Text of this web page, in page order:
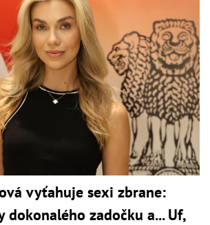
vyťahuje sexi zbrane:
dokonalého zadočku a... Uf,